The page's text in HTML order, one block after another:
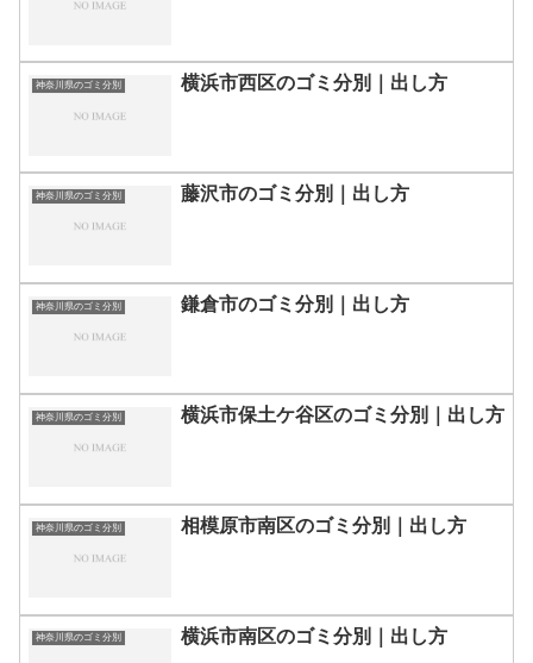
神奈川県のゴミ分別 横浜市西区のゴミ分別｜出し方
神奈川県のゴミ分別 藤沢市のゴミ分別｜出し方
神奈川県のゴミ分別 鎌倉市のゴミ分別｜出し方
神奈川県のゴミ分別 横浜市保土ケ谷区のゴミ分別｜出し方
神奈川県のゴミ分別 相模原市南区のゴミ分別｜出し方
神奈川県のゴミ分別 横浜市南区のゴミ分別｜出し方